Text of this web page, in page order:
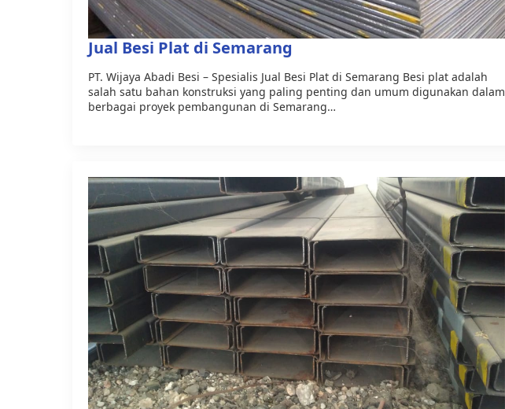
Jual Besi Plat di Semarang
PT. Wijaya Abadi Besi – Spesialis Jual Besi Plat di Semarang Besi plat adalah
salah satu bahan konstruksi yang paling penting dan umum digunakan dalam
berbagai proyek pembangunan di Semarang…